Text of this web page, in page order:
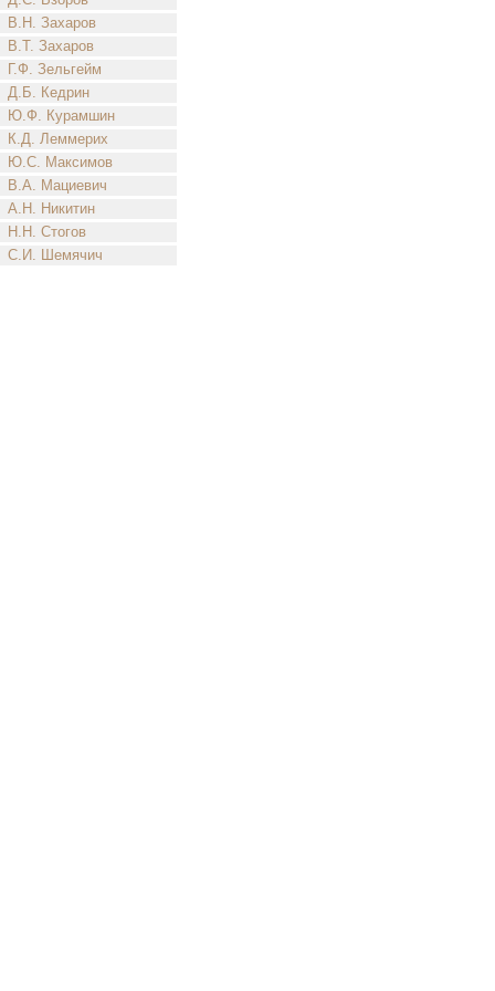
В.Н. Захаров
В.Т. Захаров
Г.Ф. Зельгейм
Д.Б. Кедрин
Ю.Ф. Курамшин
К.Д. Леммерих
Ю.С. Максимов
В.А. Мациевич
А.Н. Никитин
Н.Н. Стогов
С.И. Шемячич